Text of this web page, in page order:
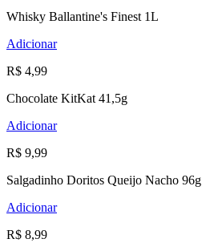
Whisky Ballantine's Finest 1L
Adicionar
R$ 4,99
Chocolate KitKat 41,5g
Adicionar
R$ 9,99
Salgadinho Doritos Queijo Nacho 96g
Adicionar
R$ 8,99